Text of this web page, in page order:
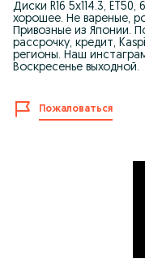
Диски R16 5x114.3,
хорошее. Не вареные,
Привозные из Японии.
рассрочку, кредит,
регионы. Наш
Воскресенье выходной.
Пожаловаться